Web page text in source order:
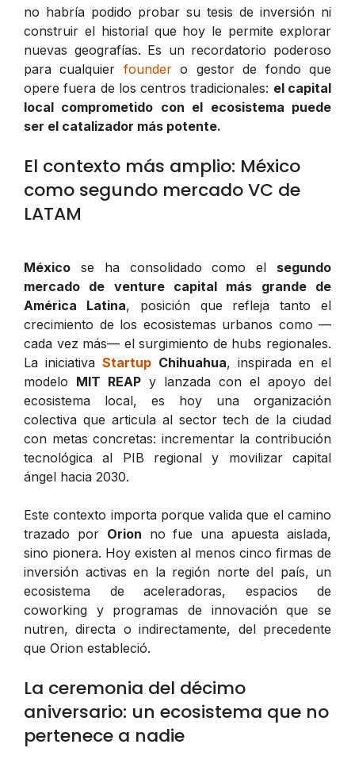
no habría podido probar su tesis de inversión ni
construir el historial que hoy le permite explorar
nuevas geografías. Es un recordatorio poderoso
para cualquier foundero gestor de fondo que
opere fuera de los centros tradicionales: el capital
local comprometido con el ecosistema puede
ser el catalizador más potente.
El contexto más amplio: México
como segundo mercado VC de
LATAM
México se ha consolidado como el segundo
mercado de venture capital más grande de
América Latina, posición que refleja tanto el
crecimiento de los ecosistemas urbanos como —
cada vez más— el surgimiento de hubs regionales.
La iniciativaStartup Chihuahua, inspirada en el
modelo MIT REAP y lanzada con el apoyo del
ecosistema local, es hoy una organización
colectiva que articula al sector tech de la ciudad
con metas concretas: incrementar la contribución
tecnológica al PIB regional y movilizar capital
ángel hacia 2030.
Este contexto importa porque valida que el camino
trazado por Orion no fue una apuesta aislada,
sino pionera. Hoy existen al menos cinco firmas de
inversión activas en la región norte del país, un
ecosistema de aceleradoras, espacios de
coworking y programas de innovación que se
nutren, directa o indirectamente, del precedente
que Orion estableció.
La ceremonia del décimo
aniversario: un ecosistema que no
pertenece a nadie